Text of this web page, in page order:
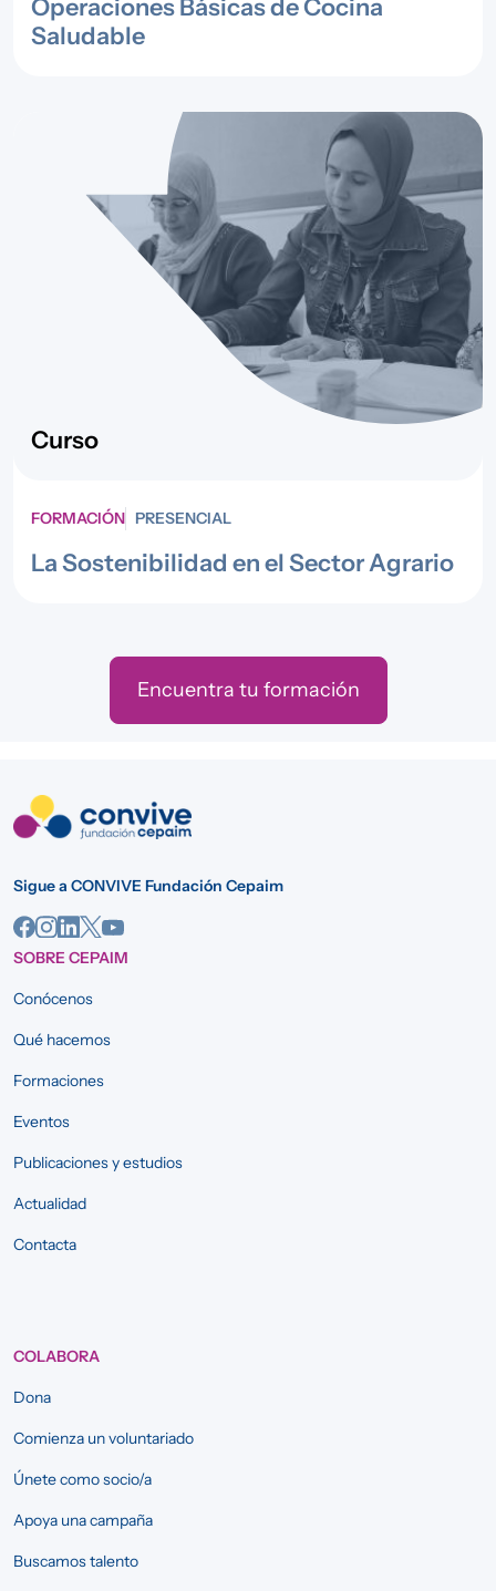
Operaciones Básicas de Cocina
Saludable
Curso
FORMACIÓN PRESENCIAL
La Sostenibilidad en el Sector Agrario
Encuentra tu formación
Sigue a CONVIVE Fundación Cepaim
SOBRE CEPAIM
Conócenos
Qué hacemos
Formaciones
Eventos
Publicaciones y estudios
Actualidad
Contacta
COLABORA
Dona
Comienza un voluntariado
Únete como socio/a
Apoya una campaña
Buscamos talento